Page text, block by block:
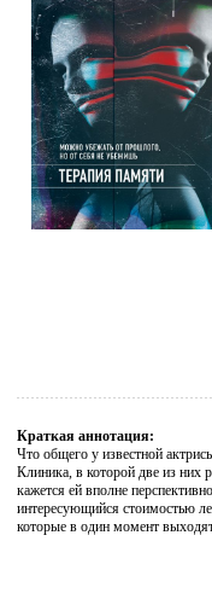
Краткая аннотация:
Что общего у известной
Клиника, в которой две из них
кажется ей вполне
интересующийся стоимостью
которые в один момент